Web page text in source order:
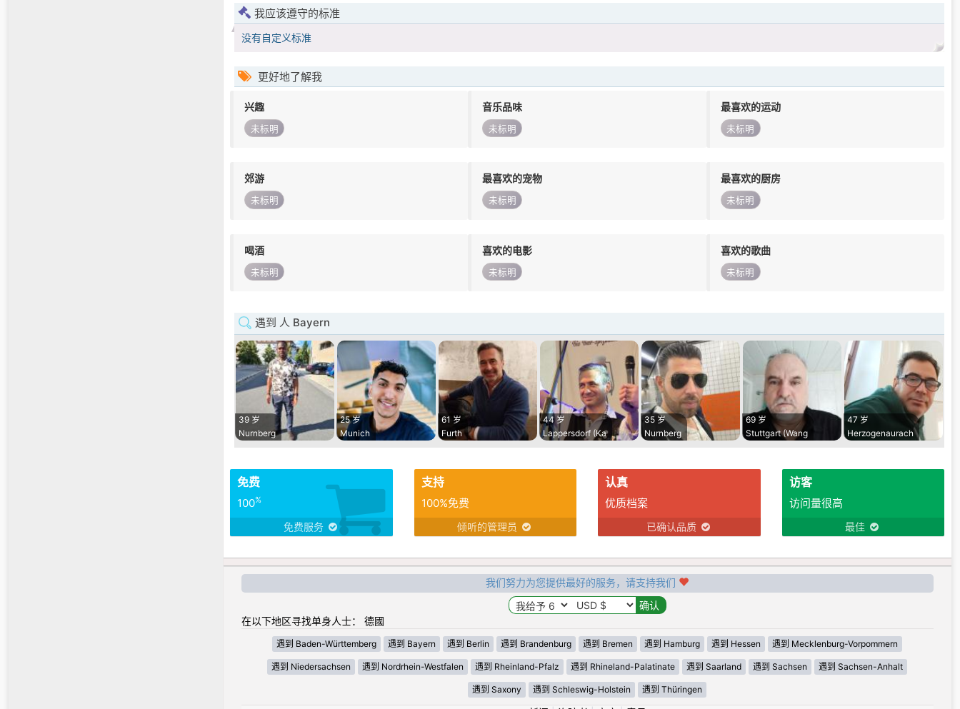
我应该遵守的标准
没有自定义标准
更好地了解我
兴趣
未标明
音乐品味
未标明
最喜欢的运动
未标明
郊游
未标明
最喜欢的宠物
未标明
最喜欢的厨房
未标明
喝酒
未标明
喜欢的电影
未标明
喜欢的歌曲
未标明
遇到 人 Bayern
39 岁
Nurnberg
25 岁
Munich
61 岁
Furth
44 岁
Lappersdorf (Ka
35 岁
Nurnberg
69 岁
Stuttgart (Wang
47 岁
Herzogenaurach
免费
100%
免费服务
支持
100%免费
倾听的管理员
认真
优质档案
已确认品质
访客
访问量很高
最佳
我们努力为您提供最好的服务，请支持我们
在以下地区寻找单身人士： 德國
遇到 Baden-Württemberg 遇到 Bayern 遇到 Berlin 遇到 Brandenburg 遇到 Bremen 遇到 Hamburg 遇到 Hessen 遇到 Mecklenburg-Vorpommern
遇到 Niedersachsen 遇到 Nordrhein-Westfalen 遇到 Rheinland-Pfalz 遇到 Rhineland-Palatinate 遇到 Saarland 遇到 Sachsen 遇到 Sachsen-Anhalt
遇到 Saxony 遇到 Schleswig-Holstein 遇到 Thüringen